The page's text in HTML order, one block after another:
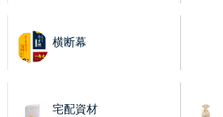
横断幕
宅配資材